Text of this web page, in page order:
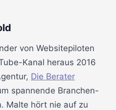
von Websitepiloten
Kanal heraus 2016
Die Berater
spannende Branchen-
Malte hört nie auf zu